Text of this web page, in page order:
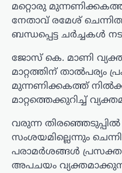
മറ്റൊരു
നേതാവ് രമേശ്
ബന്ധപ്പെട്ട ചർച്ചകൾ
ജോസ് കെ. മാണി
മാറ്റത്തിന് താൽപര്യം
മുന്നണിക്കകത്ത്
മാറ്റത്തെക്കുറിച്ച്
വരുന്ന
സംശയമില്ലെന്നും
പരാമർശങ്ങൾ
അപചയം
114
ന്യൂസ്